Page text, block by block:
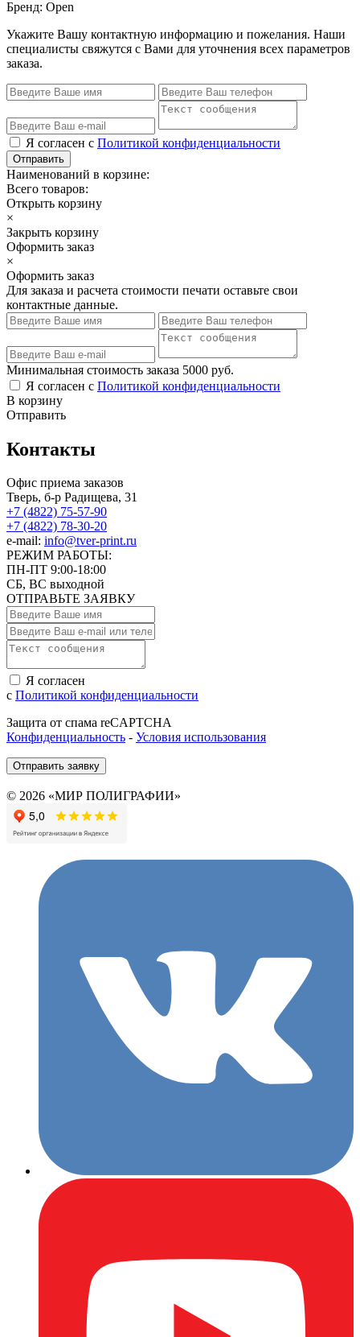
Бренд: Open
Укажите Вашу контактную информацию и пожелания. Наши
специалисты свяжутся с Вами для уточнения всех параметров
заказа.
Я согласен с Политикой конфиденциальности
Отправить
Наименований в корзине:
Всего товаров:
Открыть корзину
×
Закрыть корзину
Оформить заказ
×
Оформить заказ
Для заказа и расчета стоимости печати оставьте свои
контактные данные.
Минимальная стоимость заказа 5000 руб.
Я согласен с Политикой конфиденциальности
В корзину
Отправить
Контакты
Офис приема заказов
Тверь, б-р Радищева, 31
+7 (4822) 75-57-90
+7 (4822) 78-30-20
e-mail: info@tver-print.ru
РЕЖИМ РАБОТЫ:
ПН-ПТ 9:00-18:00
СБ, ВС выходной
ОТПРАВЬТЕ ЗАЯВКУ
Я согласен
с Политикой конфиденциальности
Защита от спама reCAPTCHA
Конфиденциальность - Условия использования
Отправить заявку
© 2026 «МИР ПОЛИГРАФИИ»